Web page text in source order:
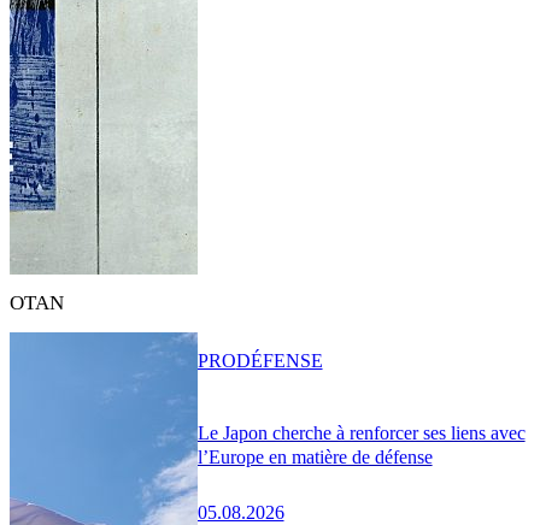
OTAN
Le Japon cherche à renforcer ses liens avec
l’Europe en matière de défense
05.08.2026
PRODÉFENSE